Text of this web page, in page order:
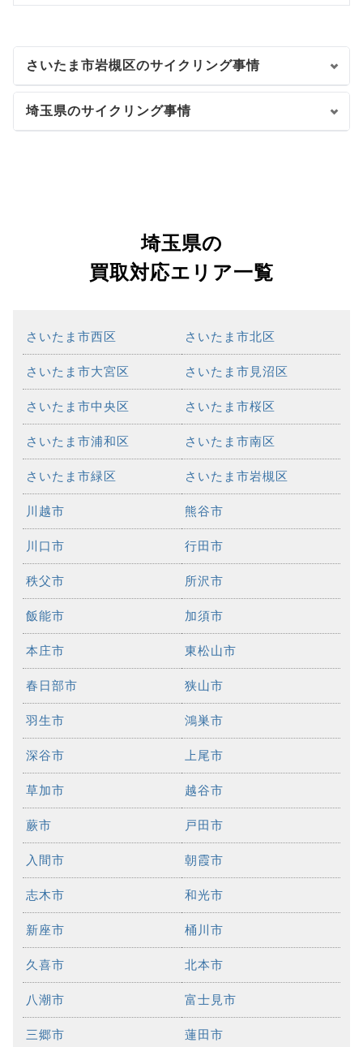
さいたま市岩槻区のサイクリング事情
埼玉県のサイクリング事情
埼玉県の
買取対応エリア一覧
さいたま市西区 さいたま市北区
さいたま市大宮区 さいたま市見沼区
さいたま市中央区 さいたま市桜区
さいたま市浦和区 さいたま市南区
さいたま市緑区 さいたま市岩槻区
川越市 熊谷市
川口市 行田市
秩父市 所沢市
飯能市 加須市
本庄市 東松山市
春日部市 狭山市
羽生市 鴻巣市
深谷市 上尾市
草加市 越谷市
蕨市 戸田市
入間市 朝霞市
志木市 和光市
新座市 桶川市
久喜市 北本市
八潮市 富士見市
三郷市 蓮田市